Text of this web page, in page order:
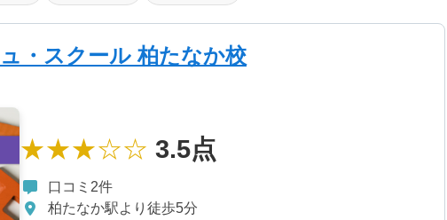
・スクール 柏たなか校
★★★☆☆ 3.5点
口コミ2件
柏たなか駅より徒歩5分